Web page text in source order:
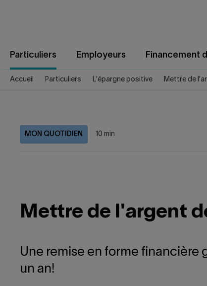
Particuliers Employeurs Financement
Accueil Particuliers L'épargne positive Mettre de
MON QUOTIDIEN 10 min
Mettre de l'argent
Une remise en forme financière
un an!